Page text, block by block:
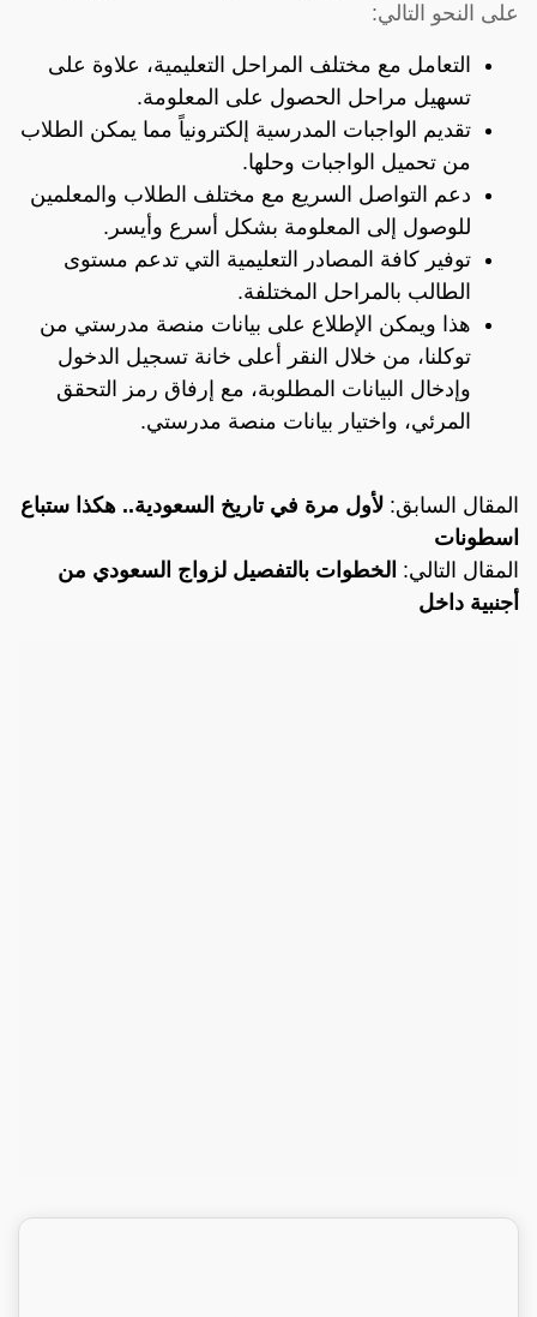
على النحو التالي:
التعامل مع مختلف المراحل التعليمية، علاوة على
تسهيل مراحل الحصول على المعلومة.
تقديم الواجبات المدرسية إلكترونياً مما يمكن الطلاب
من تحميل الواجبات وحلها.
دعم التواصل السريع مع مختلف الطلاب والمعلمين
للوصول إلى المعلومة بشكل أسرع وأيسر.
توفير كافة المصادر التعليمية التي تدعم مستوى
الطالب بالمراحل المختلفة.
هذا ويمكن الإطلاع على بيانات منصة مدرستي من
توكلنا، من خلال النقر أعلى خانة تسجيل الدخول
وإدخال البيانات المطلوبة، مع إرفاق رمز التحقق
المرئي، واختيار بيانات منصة مدرستي.
المقال السابق: لأول مرة في تاريخ السعودية.. هكذا ستباع
اسطونات
المقال التالي: الخطوات بالتفصيل لزواج السعودي من
أجنبية داخل